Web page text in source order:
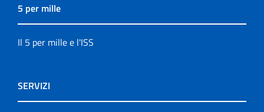
5 per mille
Il 5 per mille e l'ISS
SERVIZI